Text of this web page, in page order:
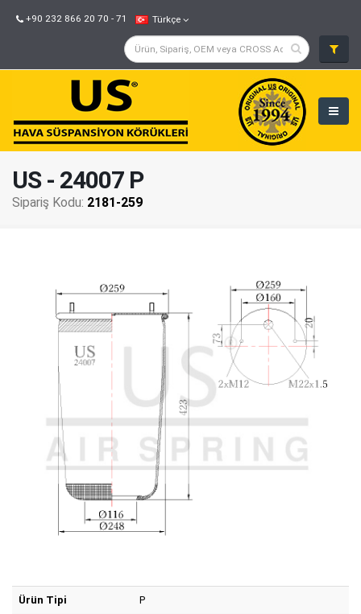
+90 232 866 20 70 - 71 Türkçe
US - 24007 P
Sipariş Kodu: 2181-259
Ürün Tipi P